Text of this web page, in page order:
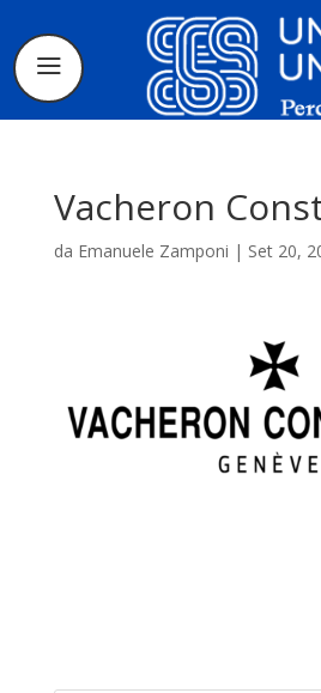
La
I
Le borse
Vacheron
da Emanuele Zamponi | Set 20,